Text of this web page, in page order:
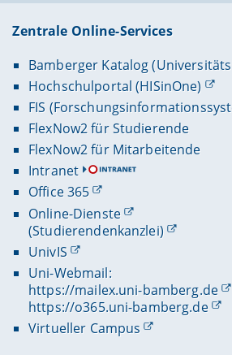
Zentrale Online-Services
Bamberger Katalog
Hochschulportal (HISinOne)
FIS
FlexNow2 für Studierende
FlexNow2 für Mitarbeitende
Intranet
Office 365
Online-Dienste
(Studierendenkanzlei)
UnivIS
Uni-Webmail:
https://mailex.uni-bamberg.de
https://o365.uni-bamberg.de
Virtueller Campus